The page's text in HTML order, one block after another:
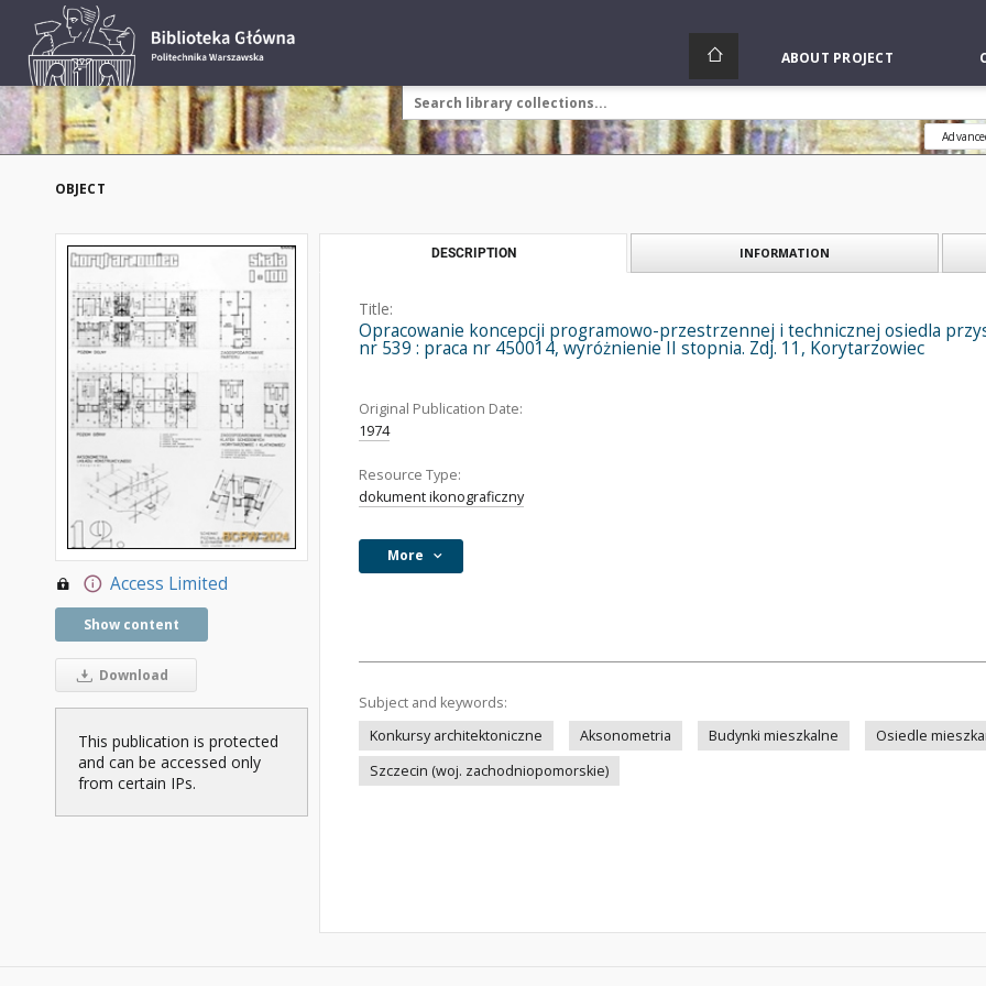
ABOUT PROJECT
OBJECT
Access Limited
Show content
Download
This publication is protected
and can be accessed only
from certain IPs.
DESCRIPTION INFORMATION
Title:
Opracowanie koncepcji programowo-przestrzennej i technicznej osiedla
nr 539 : praca nr 450014, wyróżnienie II stopnia. Zdj. 11, Korytarzowiec
Original Publication Date:
1974
Resource Type:
dokument ikonograficzny
More
Subject and keywords:
Konkursy architektoniczne
Aksonometria Budynki mieszkalne
Osiedle
Szczecin (woj. zachodniopomorskie)